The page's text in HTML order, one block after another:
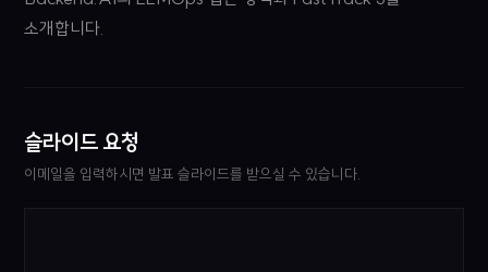
소개합니다.
슬라이드 요청
이메일을 입력하시면 발표 슬라이드를 받으실 수 있습니다.